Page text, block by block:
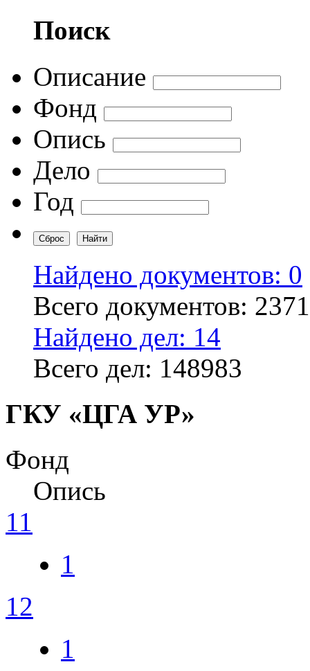
Поиск
Описание
Фонд
Опись
Дело
Год
Найдено документов: 0
Всего документов:
Найдено дел: 14
Всего дел: 148983
ГКУ «ЦГА УР»
Фонд
Опись
11
1
12
1